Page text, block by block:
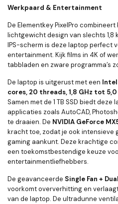
Werkpaard & Entertainment
De Elementkey PixelPro
lichtgewicht design van slechts 1,8
IPS-scherm is deze laptop perfect
entertainment. Kijk films in 4K of
tabbladen en zware programma’s
De laptop is uitgerust met een
cores, 20 threads, 1,8 GHz tot 5,0
Samen met de 1 TB SSD biedt
applicaties zoals AutoCAD,
te draaien. De NVIDIA GeForce
kracht toe, zodat je ook intensieve
gaming aankunt. Deze krachtige
een toekomstbestendige keuze
entertainmentliefhebbers.
De geavanceerde Single Fan +
voorkomt oververhitting en
van de laptop. De ultradunne